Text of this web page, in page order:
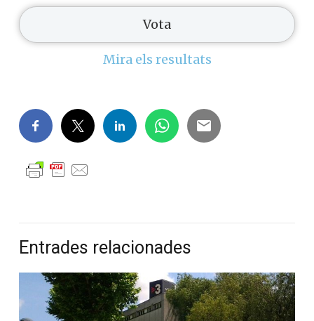
Mira els resultats
Entrades relacionades